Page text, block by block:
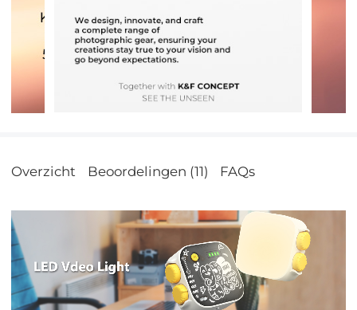
Overzicht Beoordelingen (11) FAQs